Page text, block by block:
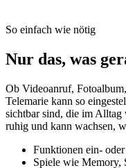
So einfach wie nötig
Nur das, was
Ob Videoanruf,
Telemarie kann so
sichtbar sind, die im
ruhig und kann wachsen,
Funktionen ein- oder
Spiele wie Memory,